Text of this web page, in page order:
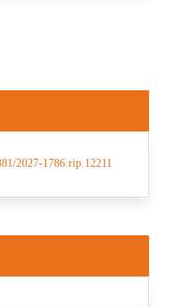
2027-1786.rip.12211